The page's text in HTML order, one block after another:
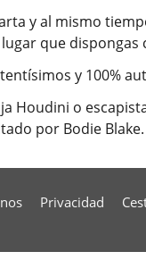
y al mismo
que
y 100%
Houdini o
por Bodie Blake.
Privacidad